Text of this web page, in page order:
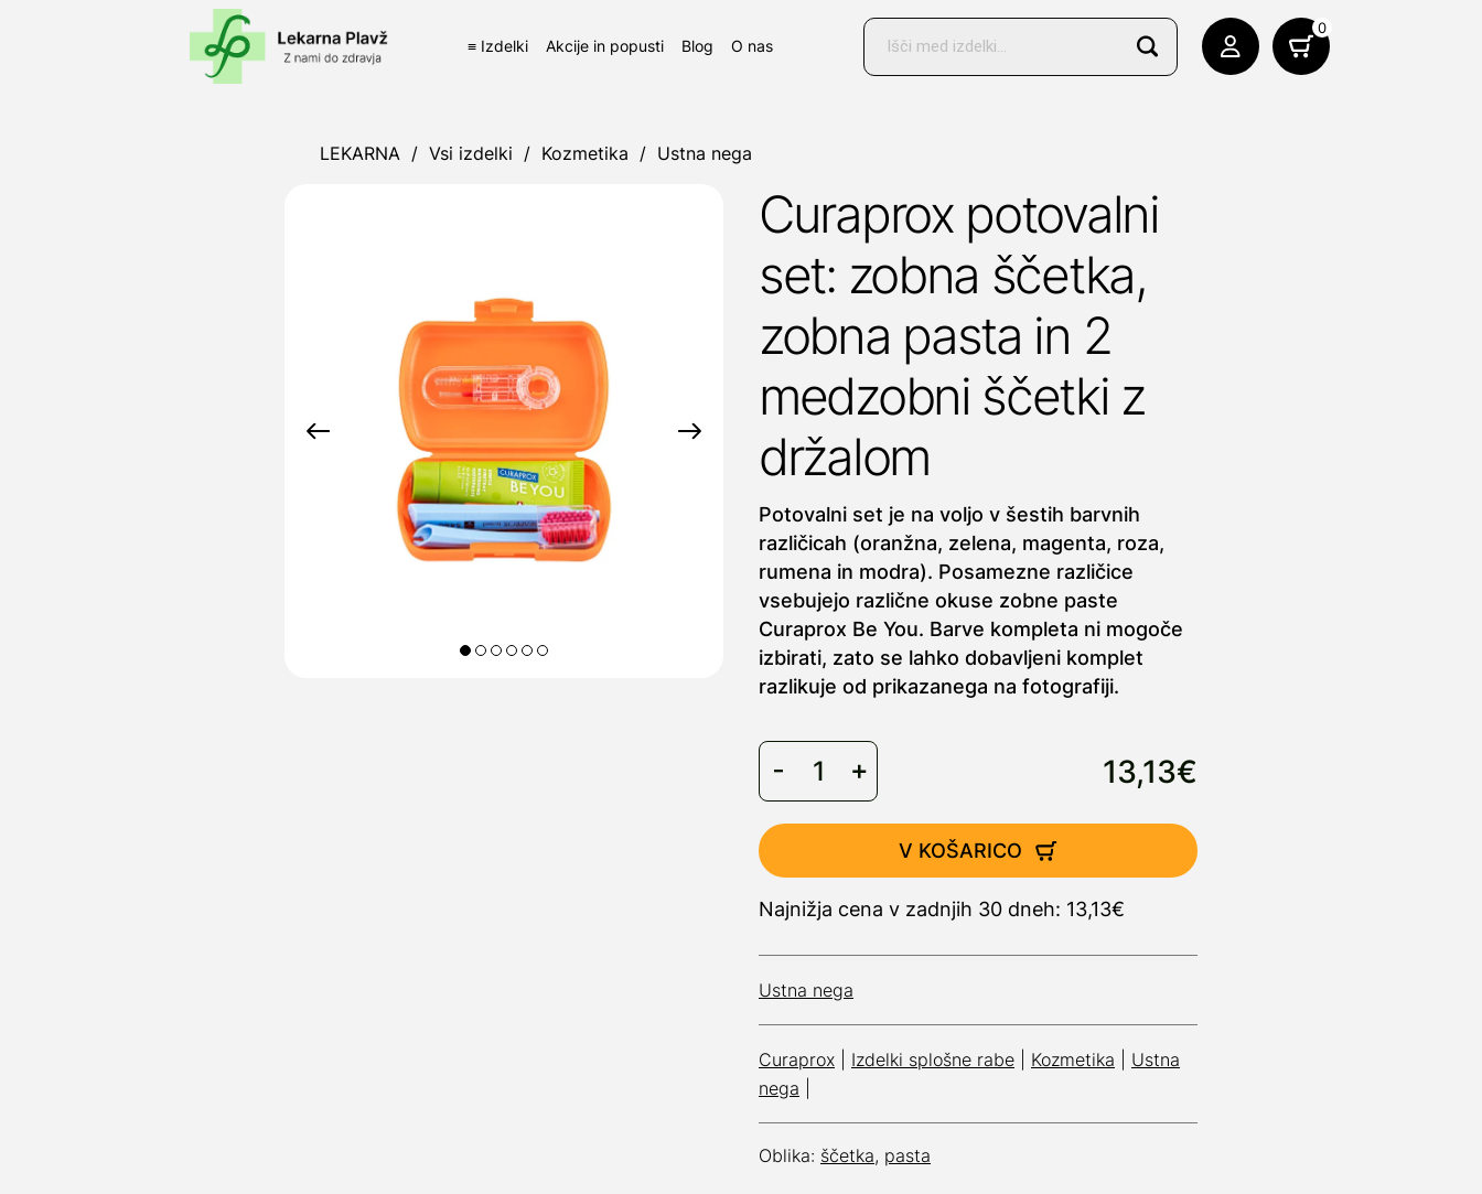
≡ Izdelki Akcije in popusti Blog O nas
Products
search
0
LEKARNA / Vsi izdelki / Kozmetika / Ustna nega
Curaprox potovalni
set: zobna ščetka,
zobna pasta in 2
medzobni ščetki z
držalom
Potovalni set je na voljo v šestih barvnih
različicah (oranžna, zelena, magenta, roza,
rumena in modra). Posamezne različice
vsebujejo različne okuse zobne paste
Curaprox Be You. Barve kompleta ni mogoče
izbirati, zato se lahko dobavljeni komplet
razlikuje od prikazanega na fotografiji.
13,13€
V KOŠARICO
Najnižja cena v zadnjih 30 dneh: 13,13€
Ustna nega
Curaprox Izdelki splošne rabe Kozmetika
Ustna
nega
Oblika: ščetka, pasta